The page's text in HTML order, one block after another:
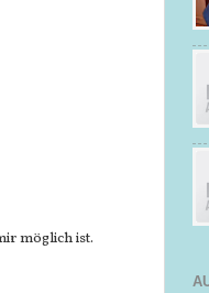
möglich ist.